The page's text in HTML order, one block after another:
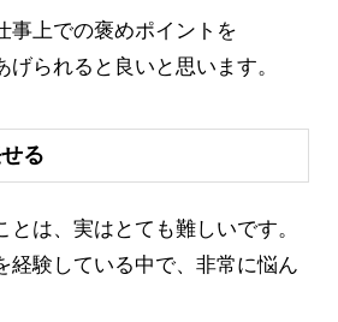
事上での褒めポイントを
られると良いと思います。
る
とは、実はとても難しいです。
経験している中で、非常に悩ん